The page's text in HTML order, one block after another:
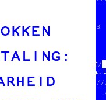
♣
MANGÉ TOUS LES
EN
HELP
//
♠/////////«//////•/‡/
//